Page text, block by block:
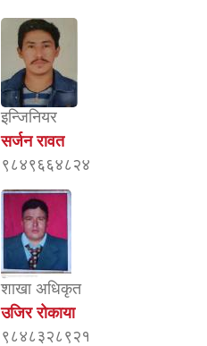
इन्जिनियर
सर्जन रावत
९८४९६६४८२४
शाखा अधिकृत
उजिर रोकाया
९८४८३२८९२१